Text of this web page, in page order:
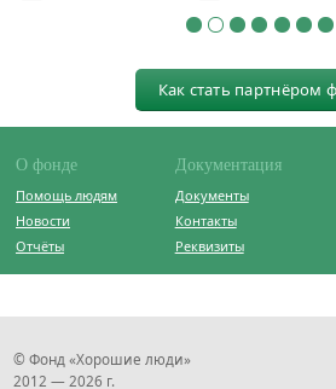
Как стать партнёром
О фонде
Помощь людям
Новости
Отчёты
Документация
Документы
Контакты
Реквизиты
© Фонд «Хорошие люди»
2012 — 2026 г.